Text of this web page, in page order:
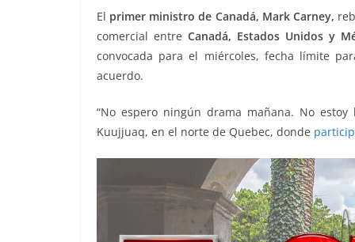
El primer ministro de Canadá, Mark Carney,
comercial entre Canadá, Estados Unidos y
convocada para el miércoles, fecha límite
acuerdo.
“No espero ningún drama mañana. No
Kuujjuaq, en el norte de Quebec, donde